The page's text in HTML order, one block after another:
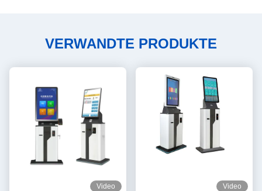
VERWANDTE PRODUKTE
Video Video